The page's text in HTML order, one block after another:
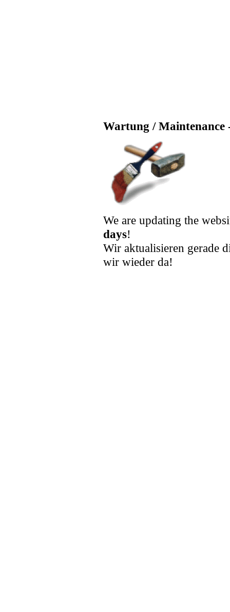
Wartung / Maintenance
We are updating the
days!
Wir aktualisieren gerade
wir wieder da!